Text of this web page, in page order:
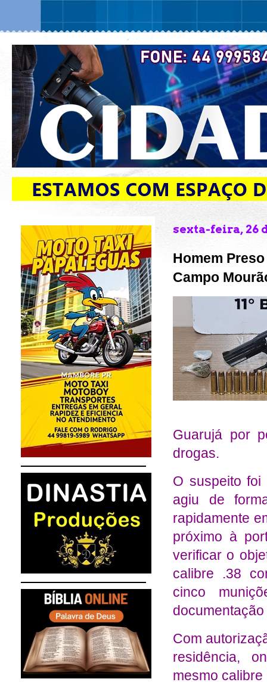
sexta-feira, 26
Homem
Campo
Guarujá por
drogas.
O suspeito foi
agiu de
rapidamente
próximo à
verificar o
calibre .38
cinco
Com
residência,
mesmo